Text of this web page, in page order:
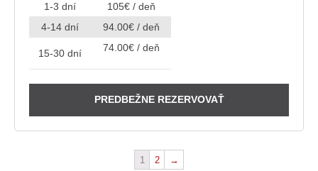
1-3 dní
105€ / deň
4-14 dní
94.00€ / deň
15-30 dní 74.00€ / deň
PREDBEŽNE REZERVOVAŤ
1 2 →